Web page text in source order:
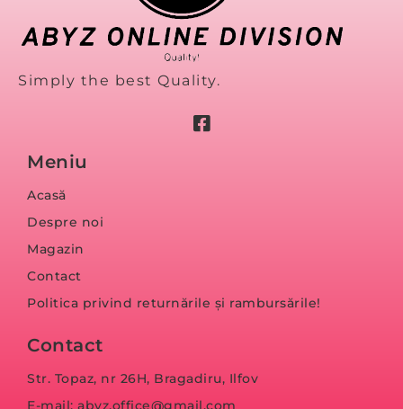
Simply the best Quality.
Meniu
Acasă
Despre noi
Magazin
Contact
Politica privind returnările și rambursările!
Contact
Str. Topaz, nr 26H, Bragadiru, Ilfov
E-mail: abyz.office@gmail.com